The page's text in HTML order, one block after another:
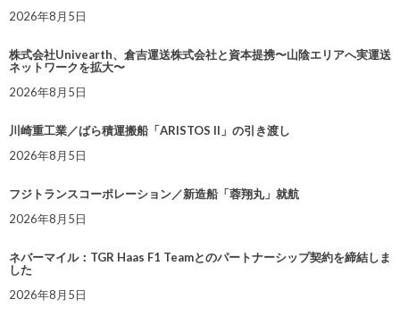
2026年8月5日
株式会社Univearth、倉吉運送株式会社と資本提携〜山陰エリアへ実運送
ネットワークを拡大〜
2026年8月5日
川崎重工業／ばら積運搬船「ARISTOS II」の引き渡し
2026年8月5日
フジトランスコーポレーション／新造船「蓉翔丸」就航
2026年8月5日
ネバーマイル：TGR Haas F1 Teamとのパートナーシップ契約を締結しま
した
2026年8月5日